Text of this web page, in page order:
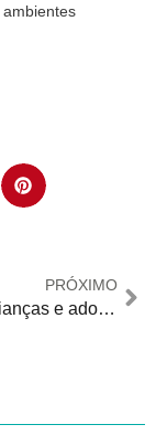
PRÓXIMO
Em SP, crianças e adolescentes tem inscrições para Curso de Libras “Teens” com 40 vagas